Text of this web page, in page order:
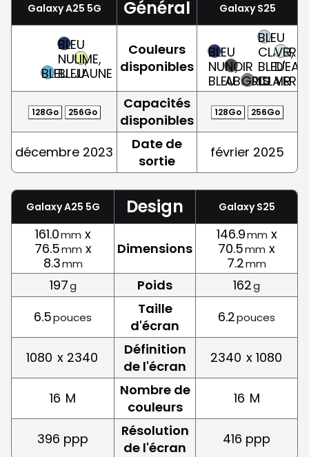
Galaxy A25 5G Général Galaxy S25
BLEU
BLEU
NUIT,
BLEU
LIME,
JAUNE
Couleurs
disponibles
BLEU
NUIT,
BLEU
NOIR
ABSOLU
GRIS
BLEU
CLAIR,
BLEU-
CLAIR
VERT
VERT
128Go 256Go
Capacités
disponibles
128Go 256Go
décembre 2023
Date de
sortie
février 2025
Galaxy A25 5G Design Galaxy S25
161.0mm x
76.5mm x
8.3mm
Dimensions
146.9mm x
70.5mm x
7.2mm
197g Poids 162g
6.5pouces
Taille
d'écran
6.2pouces
1080 x 2340
Définition
de l'écran
2340 x 1080
16 M
Nombre de
couleurs
16 M
396 ppp
Résolution
de l'écran
416 ppp